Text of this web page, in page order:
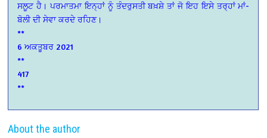
ਸਲੂਟ ਹੈ। ਪਰਮਾਤਮਾ ਇਨ੍ਹਾਂ ਨੂੰ ਤੰਦਰੁਸਤੀ ਬਖ਼ਸ਼ੇ ਤਾਂ ਜੋ ਇਹ ਇਸੇ ਤਰ੍ਹਾਂ ਮਾਂ-
ਬੋਲੀ ਦੀ ਸੇਵਾ ਕਰਦੇ ਰਹਿਣ।
**
6 ਅਕਤੂਬਰ 2021
**
417
**
About the author